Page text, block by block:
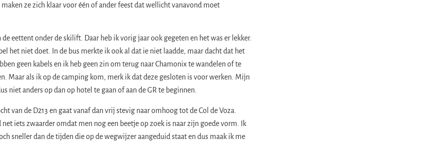
ze zich klaar voor één of ander feest dat wellicht vanavond moet
de eettent onder de skilift. Daar heb ik vorig jaar ook gegeten en het was er lekker.
niet doet. In de bus merkte ik ook al dat ie niet laadde, maar dacht dat het
geen kabels en ik heb geen zin om terug naar Chamonix te wandelen of te
Maar als ik op de camping kom, merk ik dat deze gesloten is voor werken. Mijn
niet anders op dan op hotel te gaan of aan de GR te beginnen.
van de D213 en gaat vanaf dan vrij stevig naar omhoog tot de Col de Voza.
iets zwaarder omdat men nog een beetje op zoek is naar zijn goede vorm. Ik
sneller dan de tijden die op de wegwijzer aangeduid staat en dus maak ik me